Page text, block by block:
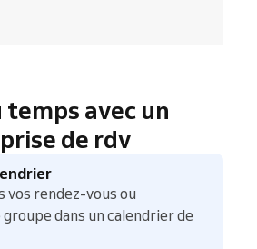
temps avec un
de rdv
vos rendez-vous ou
dans un calendrier de